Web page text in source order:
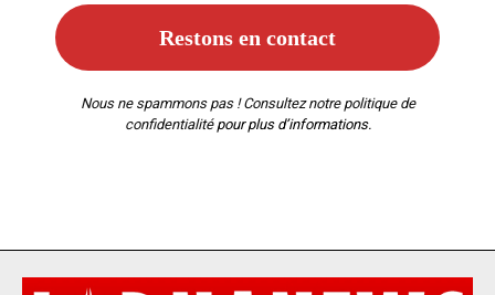
Nous ne spammons pas ! Consultez notre politique de
confidentialitépour plus d’informations.